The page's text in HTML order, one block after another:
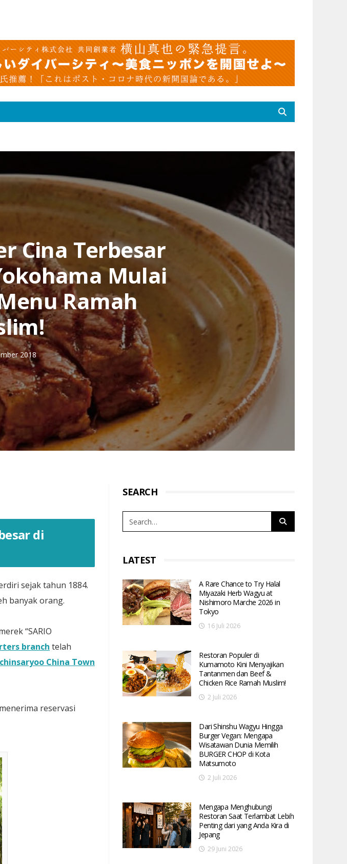
Cina Terbesar
Mulai
Ramah
2018
di
sejak tahun 1884.
banyak orang.
“SARIO
branch telah
China Town
reservasi
SEARCH
LATEST
A Rare Chance to Try Halal
Miyazaki Herb Wagyu at
Nishimoro Marche 2026 in
Tokyo
16 Juli 2026
Restoran Populer di
Kumamoto Kini Menyajikan
Tantanmen dan Beef &
Chicken Rice Ramah Muslim!
2 Juli 2026
Dari Shinshu Wagyu Hingga
Burger Vegan: Mengapa
Wisatawan Dunia Memilih
BURGER CHOP di Kota
Matsumoto
2 Juli 2026
Mengapa Menghubungi
Restoran Saat Terlambat Lebih
Penting dari yang Anda Kira di
Jepang
29 Juni 2026